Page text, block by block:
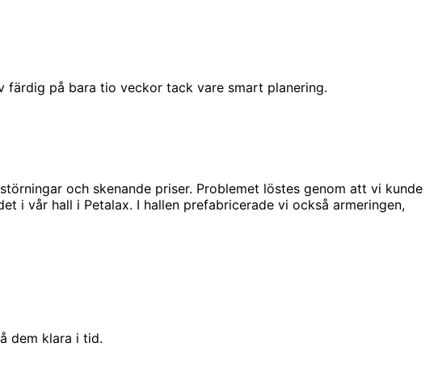
färdig på bara tio veckor tack vare smart planering.
och skenande priser. Problemet löstes genom att vi kunde
i vår hall i Petalax. I hallen prefabricerade vi också armeringen,
dem klara i tid.